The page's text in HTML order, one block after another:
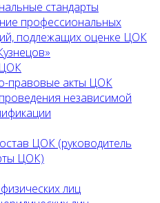
стандарты
профессиональных
подлежащих оценке ЦОК
правовые акты ЦОК
независимой
ЦОК (руководитель
ЦОК)
лиц